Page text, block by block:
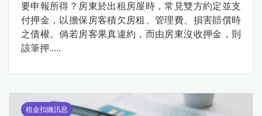
要申報所得？房東於出租房屋時，常見雙方約定並支
付押金，以擔保房客積欠房租、管理費、損害賠償時
之債權。倘若房客果真違約，而由房東沒收押金，則
該筆押.....
租金扣繳訊息